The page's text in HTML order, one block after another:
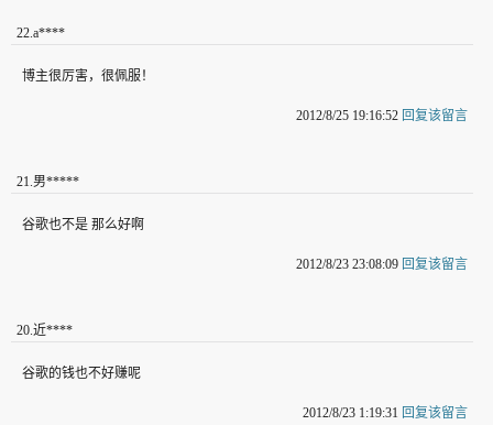
22.a****
博主很厉害，很佩服！
2012/8/25 19:16:52 回复该留言
21.男*****
谷歌也不是 那么好啊
2012/8/23 23:08:09 回复该留言
20.近****
谷歌的钱也不好赚呢
2012/8/23 1:19:31 回复该留言